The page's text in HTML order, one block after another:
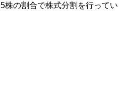
株の割合で株式分割を行ってい